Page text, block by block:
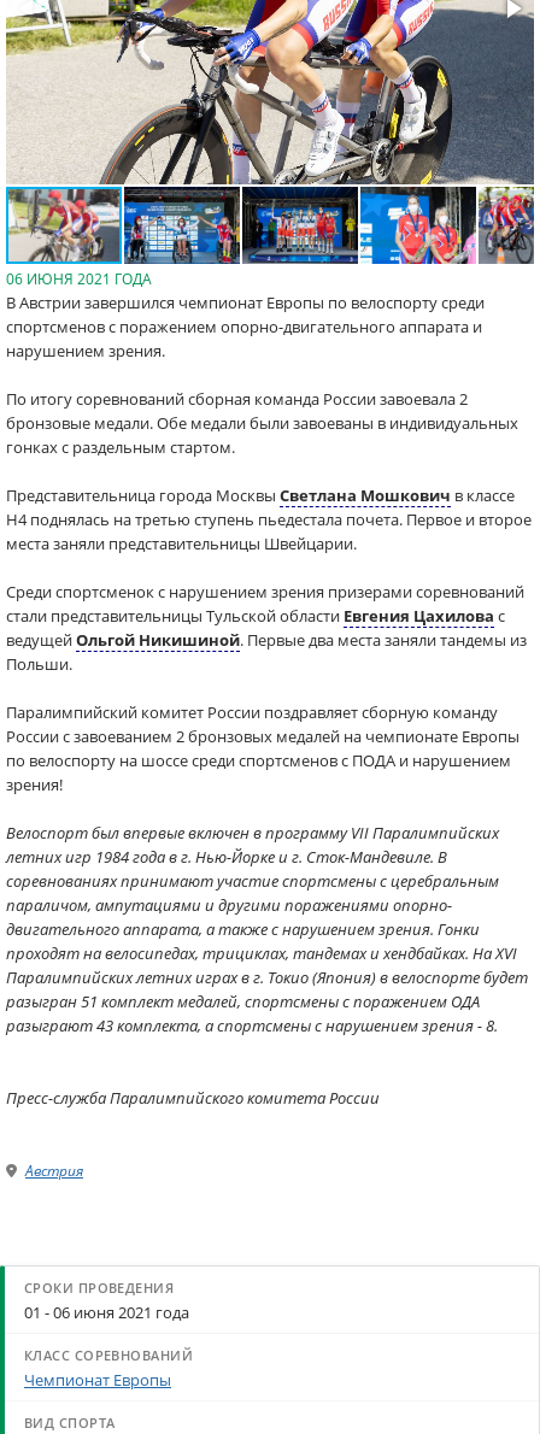
06 ИЮНЯ 2021 ГОДА
В Австрии завершился чемпионат Европы по велоспорту среди
спортсменов с поражением опорно-двигательного аппарата и
нарушением зрения.
По итогу соревнований сборная команда России завоевала 2
бронзовые медали. Обе медали были завоеваны в индивидуальных
гонках с раздельным стартом.
Представительница города Москвы Светлана Мошкович в классе
Н4 поднялась на третью ступень пьедестала почета. Первое и второе
места заняли представительницы Швейцарии.
Среди спортсменок с нарушением зрения призерами соревнований
стали представительницы Тульской области Евгения Цахилова с
ведущейОльгой Никишиной. Первые два места заняли тандемы из
Польши.
Паралимпийский комитет России поздравляет сборную команду
России с завоеванием 2 бронзовых медалей на чемпионате Европы
по велоспорту на шоссе среди спортсменов с ПОДА и нарушением
зрения!
Велоспорт был впервые включен в программу VII Паралимпийских
летних игр 1984 года в г. Нью-Йорке и г. Сток-Мандевиле. В
соревнованиях принимают участие спортсмены с церебральным
параличом, ампутациями и другими поражениями опорно-
двигательного аппарата, а также с нарушением зрения. Гонки
проходят на велосипедах, трициклах, тандемах и хендбайках. На XVI
Паралимпийских летних играх в г. Токио (Япония) в велоспорте будет
разыгран 51 комплект медалей, спортсмены с поражением ОДА
разыграют 43 комплекта, а спортсмены с нарушением зрения - 8.
Пресс-служба Паралимпийского комитета России
Австрия
01 - 06 июня 2021 года
Чемпионат Европы